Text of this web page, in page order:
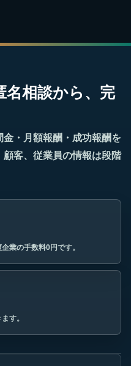
名相談から、完
・月額報酬・成功報酬を
客、従業員の情報は段階
業の手数料0円です。
す。